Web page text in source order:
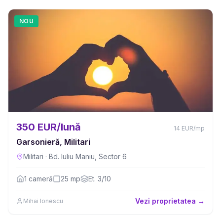
NOU
350 EUR/lună 14 EUR/mp
Garsonieră, Militari
Militari · Bd. Iuliu Maniu, Sector 6
1 cameră 25 mp Et. 3/10
Mihai Ionescu Vezi proprietatea →